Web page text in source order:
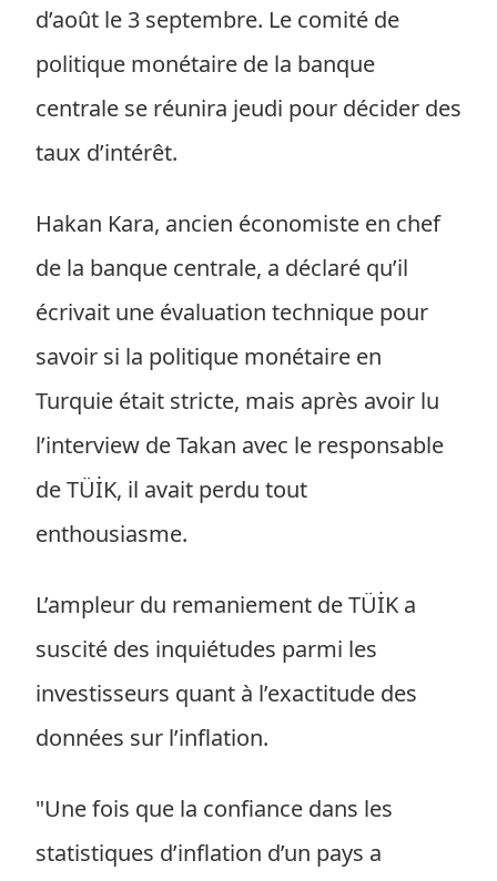
d’août le 3 septembre. Le comité de
politique monétaire de la banque
centrale se réunira jeudi pour décider des
taux d’intérêt.
Hakan Kara, ancien économiste en chef
de la banque centrale, a déclaré qu’il
écrivait une évaluation technique pour
savoir si la politique monétaire en
Turquie était stricte, mais après avoir lu
l’interview de Takan avec le responsable
de TÜİK, il avait perdu tout
enthousiasme.
L’ampleur du remaniement de TÜİK a
suscité des inquiétudes parmi les
investisseurs quant à l’exactitude des
données sur l’inflation.
"Une fois que la confiance dans les
statistiques d’inflation d’un pays a